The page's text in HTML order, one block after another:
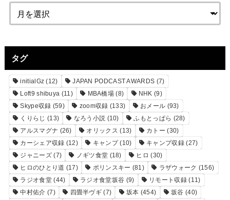
タグ
initialGz (12) JAPAN PODCAST AWARDS (7)
Loft9 shibuya (11) MBA橋場 (8) NHK (9)
Skype収録 (59) zoom収録 (133) おメール (93)
くりらじ (13) なろう小説 (10) ふもとっぱら (28)
アルスマグナ (26) オリックス (13) カトー (30)
カーシェア収録 (12) キャンプ(10) キャンプ収録(27)
ジャニーズ(7) ノギツ食堂 (18) ヒロ (30)
ヒロのひとり道 (17) ポリンスキー (81) ラザウォーク (156)
ラジオ食堂(44) ラジオ食堂坂谷 (9) リモート収録(11)
中村佑介 (7) 四畳半ヴギ (7) 坂本 (454) 坂谷 (40)